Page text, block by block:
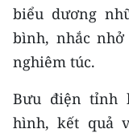
Media Thế giới
Media Thể thao
Media Giáo dục
Media Y tế
biểu dương
bình, nhắc
nghiêm túc.
Bưu điện tỉnh
hình, kết quả